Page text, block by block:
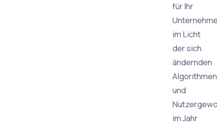
für Ihr
im Licht
der sich
ändernden
Algorithmen
und
im Jahr